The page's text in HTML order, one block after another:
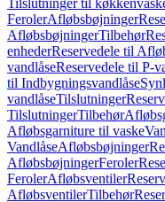
Tilslutninger til
FerolerAfløbsbøjninger
AfløbsbøjningerTilbehør
enhederReservedele til
vandlåseReservedele til P-
til Indbygningsvandlåse
vandlåseTilslutninger
TilslutningerTilbehør
Afløbsgarniture til vaske
VandlåseAfløbsbøjninger
AfløbsbøjningerFeroler
FerolerAfløbsventiler
AfløbsventilerTilbehør